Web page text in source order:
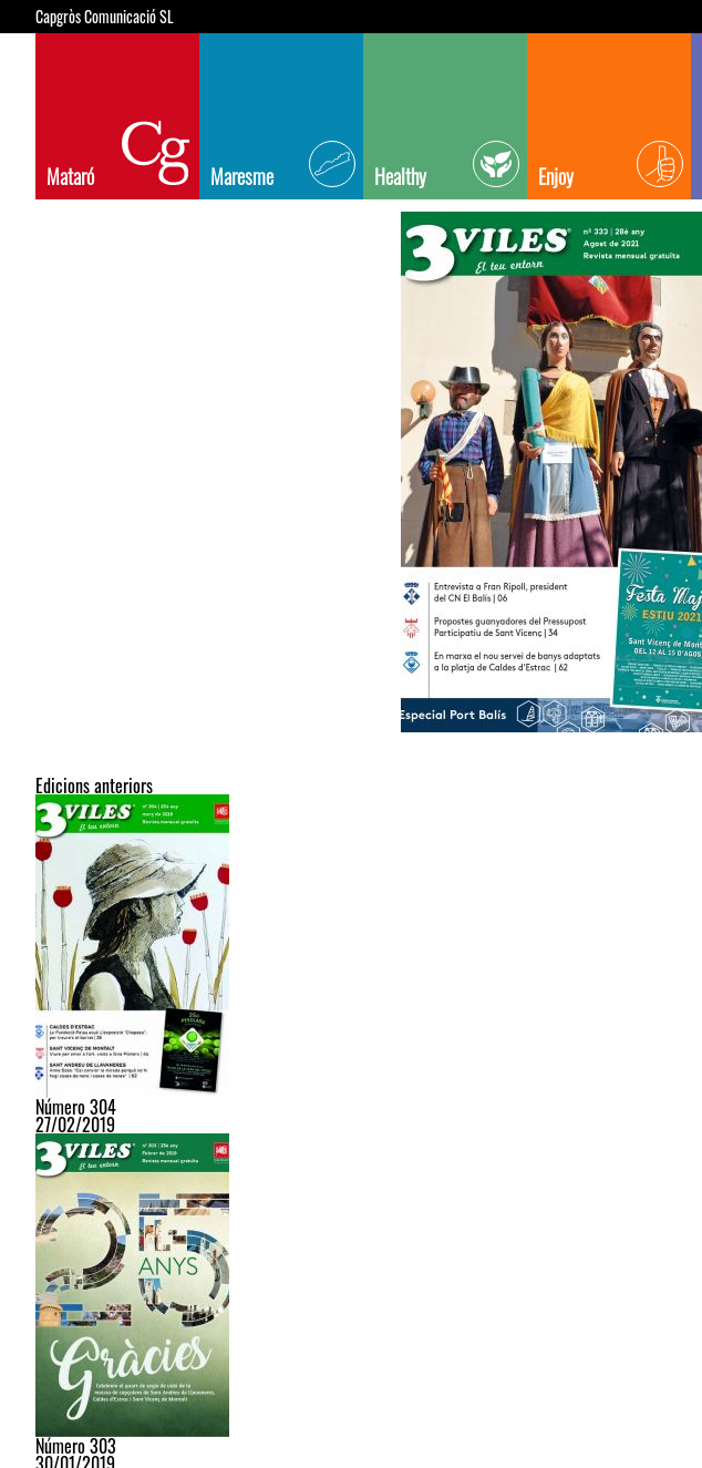
Capgròs Comunicació SL
Mataró Maresme Healthy Enjoy
Edicions anteriors
Número 304
27/02/2019
Número 303